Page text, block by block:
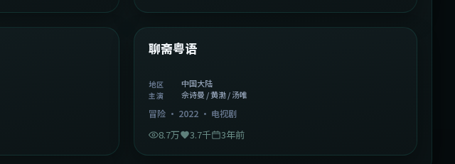
1:27:50
精选
中国大陆 2:02:43
聊斋粤语
地区 中国大陆
主演 佘诗曼 / 黄渤 / 汤唯
冒险· 2022· 电视剧
8.7万 3.7千 3年前